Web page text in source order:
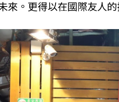
來。更得以在國際友人